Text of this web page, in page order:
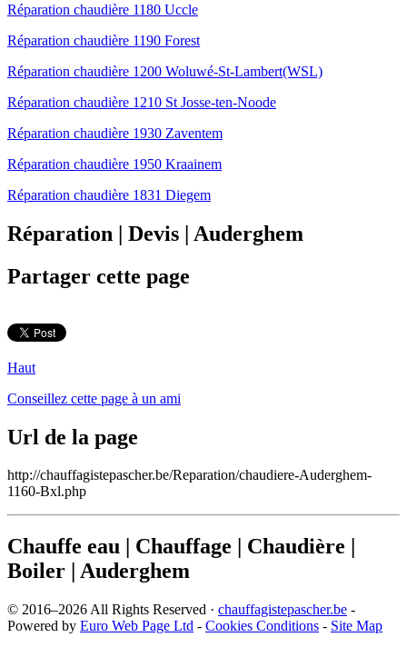
Réparation chaudière 1180 Uccle
Réparation chaudière 1190 Forest
Réparation chaudière 1200 Woluwé-St-Lambert(WSL)
Réparation chaudière 1210 St Josse-ten-Noode
Réparation chaudière 1930 Zaventem
Réparation chaudière 1950 Kraainem
Réparation chaudière 1831 Diegem
Réparation | Devis | Auderghem
Partager cette page
Haut
Conseillez cette page à un ami
Url de la page
http://chauffagistepascher.be/Reparation/chaudiere-Auderghem-
1160-Bxl.php
Chauffe eau | Chauffage | Chaudière |
Boiler | Auderghem
© 2016–2026 All Rights Reserved · chauffagistepascher.be -
Powered by Euro Web Page Ltd - Cookies Conditions - Site Map